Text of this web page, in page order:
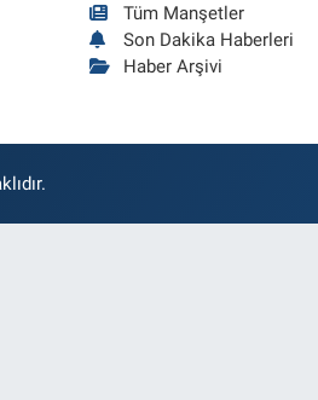
Tüm Manşetler
Son Dakika Haberleri
Haber Arşivi